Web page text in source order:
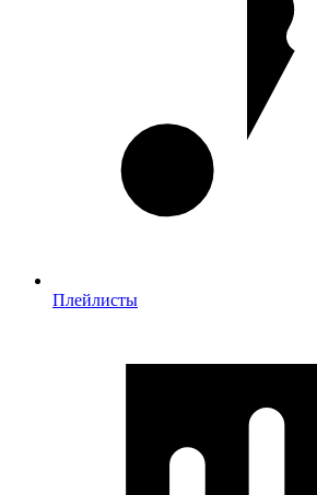
Плейлисты